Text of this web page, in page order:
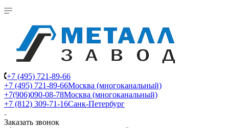
+7 (495) 721-89-66
+7 (495) 721-89-66Москва (многоканальный)
+7(906)090-08-78Москва (многоканальный)
+7 (812) 309-71-16Санк-Петербург
Заказать звонок